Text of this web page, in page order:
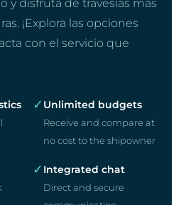
y disfruta de travesías más
¡Explora las opciones
con el servicio que
✓ Unlimited budgets
Receive and compare at
no cost to the shipowner
✓ Integrated chat
Direct and secure